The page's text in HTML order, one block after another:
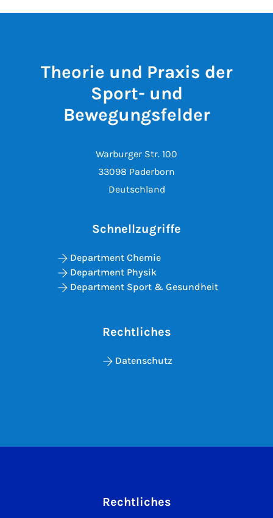
Theorie und Praxis der
Sport- und
Bewegungsfelder
Warburger Str. 100
33098 Paderborn
Deutschland
Schnellzugriffe
Department Chemie
Department Physik
Department Sport & Gesundheit
Rechtliches
Datenschutz
Rechtliches